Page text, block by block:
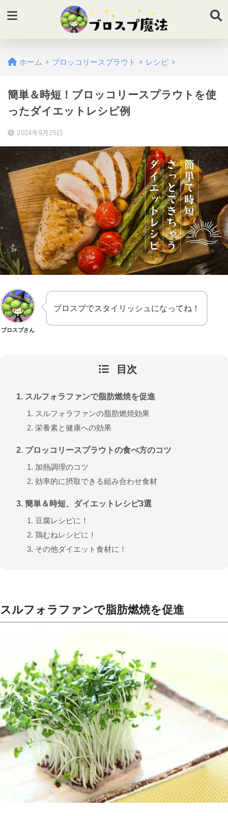
ホーム ブロッコリースプラウト レシピ
簡単＆時短！ブロッコリースプラウトを使
ったダイエットレシピ例
2024年9月25日
ブロスプさん
ブロスプでスタイリッシュになってね！
目次
スルフォラファンで脂肪燃焼を促進
スルフォラファンの脂肪燃焼効果
栄養素と健康への効果
ブロッコリースプラウトの食べ方のコツ
加熱調理のコツ
効率的に摂取できる組み合わせ食材
簡単＆時短、ダイエットレシピ3選
豆腐レシピに！
鶏むねレシピに！
その他ダイエット食材に！
スルフォラファンで脂肪燃焼を促進